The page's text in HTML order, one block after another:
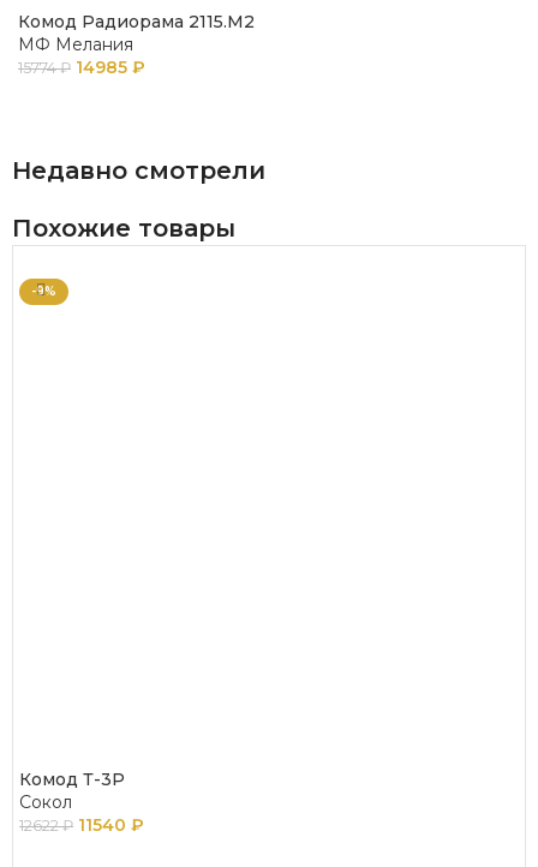
Комод Радиорама 2115.М2
МФ Мелания
15774₽ 14985 ₽
Недавно смотрели
Похожие товары
-9%
Комод Т-3Р
Сокол
12622₽ 11540 ₽